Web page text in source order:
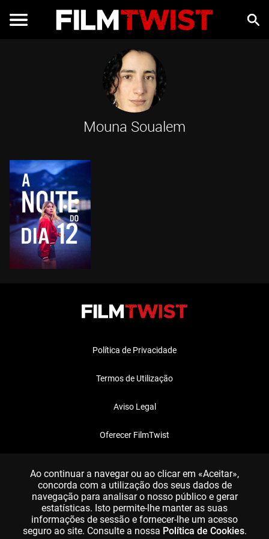
Mouna Soualem
Política de Privacidade
Termos de Utilização
Aviso Legal
Oferecer FilmTwist
Ao continuar a navegar ou ao clicar em «Aceitar»,
concorda com a utilização dos seus dados de
navegação para analisar o nosso público e gerar
estatísticas. Isto permite-lhe manter as suas
informações de sessão e fornecer-lhe um acesso
seguro ao site. Consulte a nossa Política de Cookies.